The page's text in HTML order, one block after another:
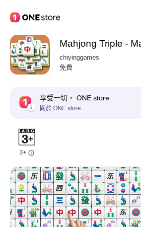
Mahjong Triple -
chiyinggames
免費
享受一切， ONE store
關於 ONE store
3+